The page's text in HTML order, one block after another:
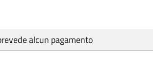
alcun pagamento